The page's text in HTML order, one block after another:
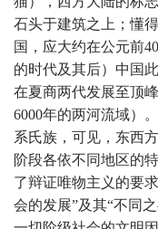
石头于建筑之上；懂
国，应大约在公元前
的时代及其后）中国
在夏商两代发展至顶
6000年的两河流域）
系氏族，可见，东西
阶段各依不同地区的
了辩证唯物主义的要
会的发展”及其“不同